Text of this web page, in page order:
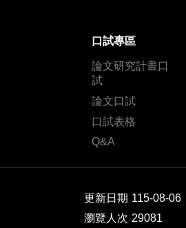
口試專區
論文研究計畫口
試
論文口試
口試表格
Q&A
更新日期 115-08-06
瀏覽人次 29081